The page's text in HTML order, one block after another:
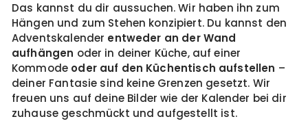
Das kannst du dir aussuchen. Wir haben ihn zum
Hängen und zum Stehen konzipiert. Du kannst den
Adventskalender entweder an der Wand
aufhängen oder in deiner Küche, auf einer
Kommode oder auf den Küchentisch aufstellen –
deiner Fantasie sind keine Grenzen gesetzt. Wir
freuen uns auf deine Bilder wie der Kalender bei dir
zuhause geschmückt und aufgestellt ist.